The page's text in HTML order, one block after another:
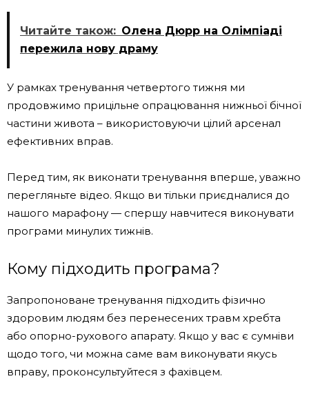
Читайте також: Олена Дюрр на Олімпіаді
пережила нову драму
У рамках тренування четвертого тижня ми
продовжимо прицільне опрацювання нижньої бічної
частини живота – використовуючи цілий арсенал
ефективних вправ.
Перед тим, як виконати тренування вперше, уважно
перегляньте відео. Якщо ви тільки приєдналися до
нашого марафону — спершу навчитеся виконувати
програми минулих тижнів.
Кому підходить програма?
Запропоноване тренування підходить фізично
здоровим людям без перенесених травм хребта
або опорно-рухового апарату. Якщо у вас є сумніви
щодо того, чи можна саме вам виконувати якусь
вправу, проконсультуйтеся з фахівцем.